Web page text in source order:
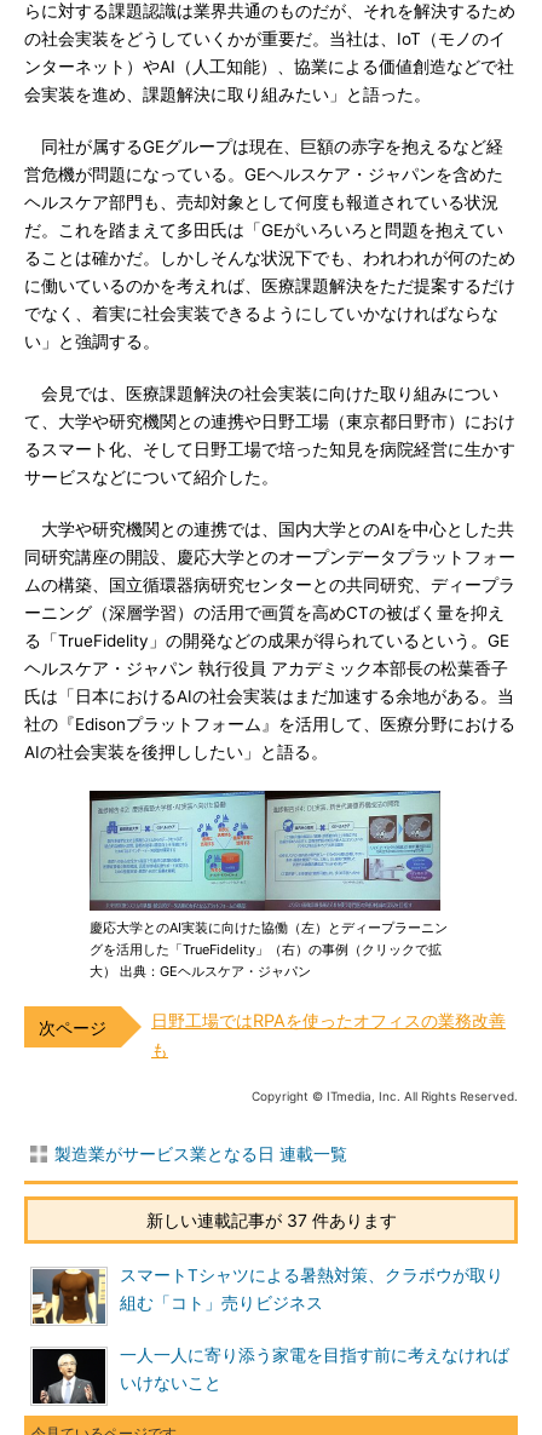
らに対する課題認識は業界共通のものだが、それを解決するため
の社会実装をどうしていくかが重要だ。当社は、IoT（モノのイ
ンターネット）やAI（人工知能）、協業による価値創造などで社
会実装を進め、課題解決に取り組みたい」と語った。
同社が属するGEグループは現在、巨額の赤字を抱えるなど経
営危機が問題になっている。GEヘルスケア・ジャパンを含めた
ヘルスケア部門も、売却対象として何度も報道されている状況
だ。これを踏まえて多田氏は「GEがいろいろと問題を抱えてい
ることは確かだ。しかしそんな状況下でも、われわれが何のため
に働いているのかを考えれば、医療課題解決をただ提案するだけ
でなく、着実に社会実装できるようにしていかなければならな
い」と強調する。
会見では、医療課題解決の社会実装に向けた取り組みについ
て、大学や研究機関との連携や日野工場（東京都日野市）におけ
るスマート化、そして日野工場で培った知見を病院経営に生かす
サービスなどについて紹介した。
大学や研究機関との連携では、国内大学とのAIを中心とした共
同研究講座の開設、慶応大学とのオープンデータプラットフォー
ムの構築、国立循環器病研究センターとの共同研究、ディープラ
ーニング（深層学習）の活用で画質を高めCTの被ばく量を抑え
る「TrueFidelity」の開発などの成果が得られているという。GE
ヘルスケア・ジャパン 執行役員 アカデミック本部長の松葉香子
氏は「日本におけるAIの社会実装はまだ加速する余地がある。当
社の『Edisonプラットフォーム』を活用して、医療分野における
AIの社会実装を後押ししたい」と語る。
慶応大学とのAI実装に向けた協働（左）とディープラーニン
グを活用した「TrueFidelity」（右）の事例（クリックで拡
大） 出典：GEヘルスケア・ジャパン
日野工場ではRPAを使ったオフィスの業務改善
も
Copyright © ITmedia, Inc. All Rights Reserved.
製造業がサービス業となる日 連載一覧
新しい連載記事が 37 件あります
スマートTシャツによる暑熱対策、クラボウが取り
組む「コト」売りビジネス
一人一人に寄り添う家電を目指す前に考えなければ
いけないこと